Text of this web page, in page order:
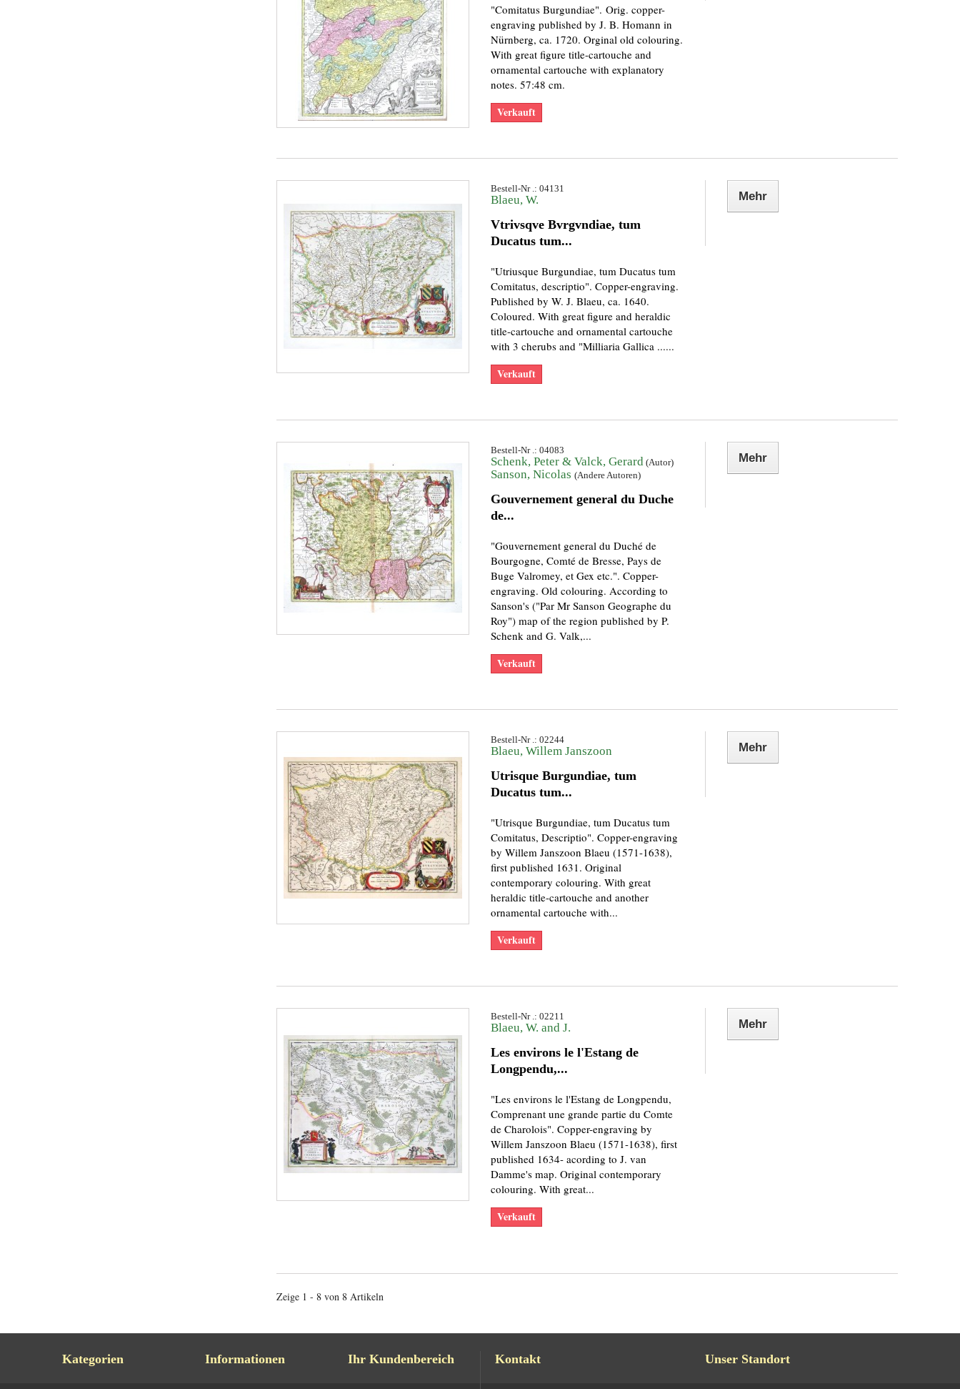
"Comitatus Burgundiae". Orig. copper-
engraving published by J. B. Homann in
Nürnberg, ca. 1720. Orginal old colouring.
With great figure title-cartouche and
ornamental cartouche with explanatory
notes. 57:48 cm.
Verkauft
Bestell-Nr .: 04131
Blaeu, W.
Vtrivsqve Bvrgvndiae, tum
Ducatus tum...
"Utriusque Burgundiae, tum Ducatus tum
Comitatus, descriptio". Copper-engraving.
Published by W. J. Blaeu, ca. 1640.
Coloured. With great figure and heraldic
title-cartouche and ornamental cartouche
with 3 cherubs and "Milliaria Gallica ......
Verkauft
Mehr
Bestell-Nr .: 04083
Schenk, Peter & Valck, Gerard (Autor)
Sanson, Nicolas (Andere Autoren)
Gouvernement general du Duche
de...
"Gouvernement general du Duché de
Bourgogne, Comté de Bresse, Pays de
Buge Valromey, et Gex etc.". Copper-
engraving. Old colouring. According to
Sanson's ("Par Mr Sanson Geographe du
Roy") map of the region published by P.
Schenk and G. Valk,...
Verkauft
Mehr
Bestell-Nr .: 02244
Blaeu, Willem Janszoon
Utrisque Burgundiae, tum
Ducatus tum...
"Utrisque Burgundiae, tum Ducatus tum
Comitatus, Descriptio". Copper-engraving
by Willem Janszoon Blaeu (1571-1638),
first published 1631. Original
contemporary colouring. With great
heraldic title-cartouche and another
ornamental cartouche with...
Verkauft
Mehr
Bestell-Nr .: 02211
Blaeu, W. and J.
Les environs le l'Estang de
Longpendu,...
"Les environs le l'Estang de Longpendu,
Comprenant une grande partie du Comte
de Charolois". Copper-engraving by
Willem Janszoon Blaeu (1571-1638), first
published 1634- acording to J. van
Damme's map. Original contemporary
colouring. With great...
Verkauft
Mehr
Zeige 1 - 8 von 8 Artikeln
Kategorien Informationen Ihr Kundenbereich Kontakt Unser Standort